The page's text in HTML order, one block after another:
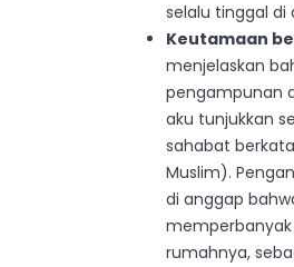
selalu tinggal di
Keutamaan
menjelaskan
pengampunan
aku tunjukkan
sahabat berkata
Muslim).
di anggap
rumahnya,